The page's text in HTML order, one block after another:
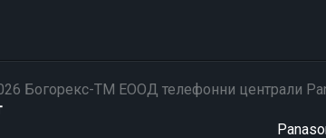
Богорекс-ТМ ЕООД телефонни централи